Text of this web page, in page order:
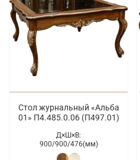
Стол журнальный «Альба
01» П4.485.0.06 (П497.01)
Д×Ш×В:
900/900/476(мм)